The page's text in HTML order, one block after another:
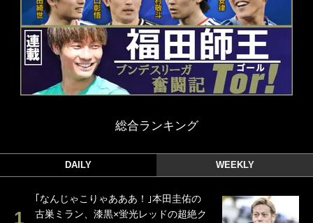
総合ランキング
DAILY WEEKLY
｢なんじゃこりゃあああ！｣本田圭佑の
古巣ミラン、漆黒×蛍光レッドの超絶ク